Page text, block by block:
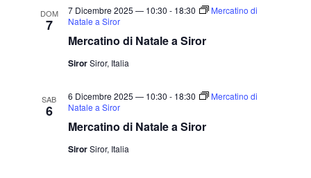
DOM
7
Mercatino di Natale a Siror
7 Dicembre 2025 — 10:30 - 18:30
Mercatino di
Natale a Siror
SirorSiror, Italia
SAB
6
Mercatino di Natale a Siror
6 Dicembre 2025 — 10:30 - 18:30
Mercatino di
Natale a Siror
SirorSiror, Italia